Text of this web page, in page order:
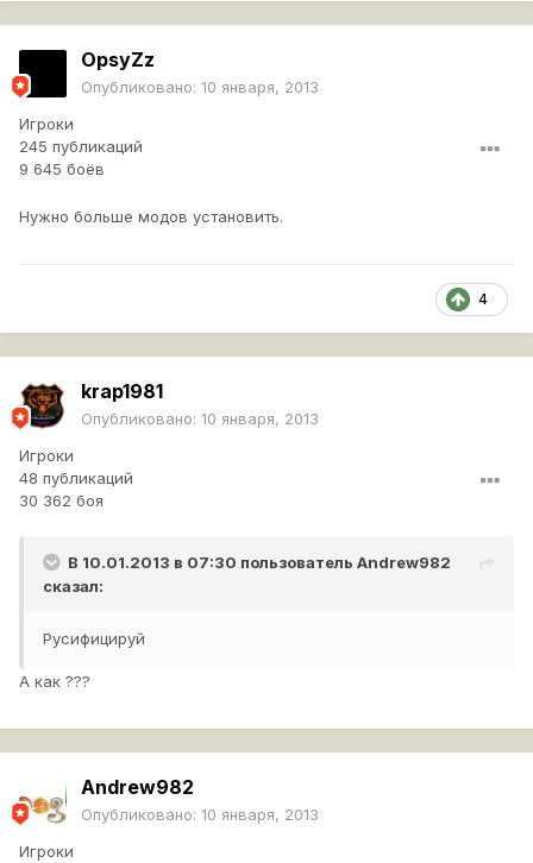
OpsyZz
Опубликовано: 10 января, 2013
Игроки
245 публикаций
9 645 боёв
Нужно больше модов установить.
4
krap1981
Опубликовано: 10 января, 2013
Игроки
48 публикаций
30 362 боя
В 10.01.2013 в 07:30 пользователь Andrew982
сказал:
Русифицируй
А как ???
Andrew982
Опубликовано: 10 января, 2013
Игроки